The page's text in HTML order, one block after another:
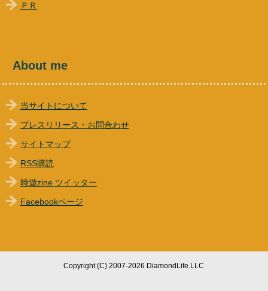
ＰＲ
About me
当サイトについて
プレスリリース・お問合わせ
サイトマップ
RSS購読
時遊zine ツイッター
Facebookページ
Copyright (C) 2007-2026 DiamondLife.LLC